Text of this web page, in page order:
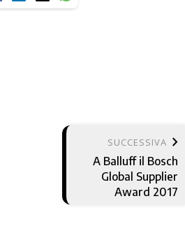
SUCCESSIVA keyboard_arrow_right
A Balluff il Bosch
Global Supplier
Award 2017